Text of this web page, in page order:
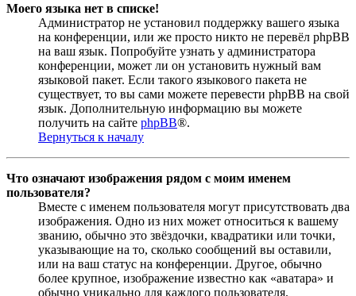
Моего языка нет в списке!
Администратор не установил поддержку вашего языка
на конференции, или же просто никто не перевёл phpBB
на ваш язык. Попробуйте узнать у администратора
конференции, может ли он установить нужный вам
языковой пакет. Если такого языкового пакета не
существует, то вы сами можете перевести phpBB на свой
язык. Дополнительную информацию вы можете
получить на сайте phpBB®.
Вернуться к началу
Что означают изображения рядом с моим именем
пользователя?
Вместе с именем пользователя могут присутствовать два
изображения. Одно из них может относиться к вашему
званию, обычно это звёздочки, квадратики или точки,
указывающие на то, сколько сообщений вы оставили,
или на ваш статус на конференции. Другое, обычно
более крупное, изображение известно как «аватара» и
обычно уникально для каждого пользователя.